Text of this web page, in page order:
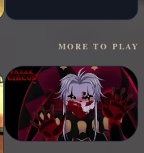
MORE TO PLAY